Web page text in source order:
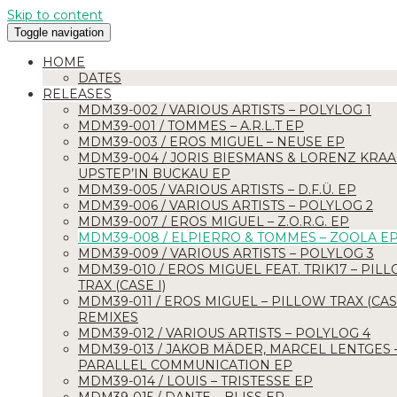
Skip to content
Toggle navigation
HOME
DATES
RELEASES
MDM39-002 / VARIOUS ARTISTS – POLYLOG 1
MDM39-001 / TOMMES – A.R.L.T EP
MDM39-003 / EROS MIGUEL – NEUSE EP
MDM39-004 / JORIS BIESMANS & LORENZ
UPSTEP’IN BUCKAU EP
MDM39-005 / VARIOUS ARTISTS – D.F.Ü. EP
MDM39-006 / VARIOUS ARTISTS – POLYLOG 2
MDM39-007 / EROS MIGUEL – Z.O.R.G. EP
MDM39-008 / ELPIERRO & TOMMES – ZOOLA
MDM39-009 / VARIOUS ARTISTS – POLYLOG 3
MDM39-010 / EROS MIGUEL FEAT. TRIK17 –
TRAX (CASE I)
MDM39-011 / EROS MIGUEL – PILLOW TRAX
REMIXES
MDM39-012 / VARIOUS ARTISTS – POLYLOG 4
MDM39-013 / JAKOB MÄDER, MARCEL LENTGES
PARALLEL COMMUNICATION EP
MDM39-014 / LOUIS – TRISTESSE EP
MDM39-008 /
ELPIERRO & TOMMES –
ZOOLA EP
Die ZOOLA EP ist durch das Artwork von dem Kuenstler Tim
Hoehne eine Hommage an die obdachlosen Tiere des
„Zooladen“ im Kiez Magdeburg Buckau. Auf dieser Split EP
bringen wir mitelpierround Tommes, zwei leidenschaftliche
Musiker, zusammen. Sie verbindet ein tiefes Gespür für Musik
und die Vorliebe für hypnotisch-eingängige Dub-
Akkorde. Diese endlosen Verzögerungsschleifen für
Liebhaber von Dub-Echos und träumerischer Atmosphaere
sind ein Aufruf für mehr kulturelle Freiräume in Magdeburg.❤
for homeless animals.